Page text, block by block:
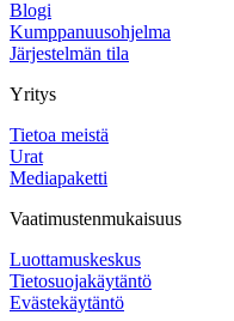
Blogi
Kumppanuusohjelma
Järjestelmän tila
Yritys
Tietoa meistä
Urat
Mediapaketti
Vaatimustenmukaisuus
Luottamuskeskus
Tietosuojakäytäntö
Evästekäytäntö